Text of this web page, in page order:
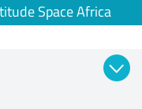
Space Africa